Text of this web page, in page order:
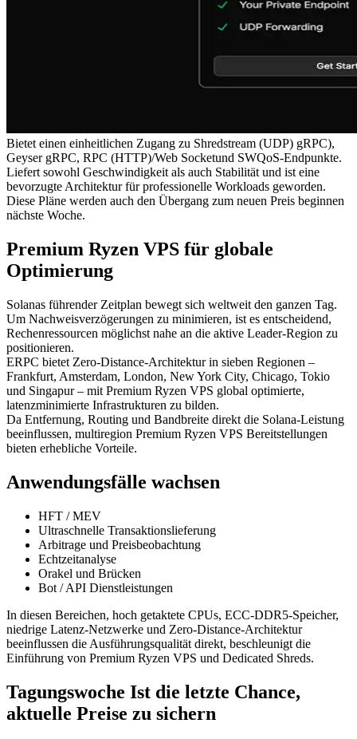
Bietet einen einheitlichen Zugang zu Shredstream (UDP) gRPC),
Geyser gRPC, RPC (HTTP)/Web Socketund SWQoS-Endpunkte.
Liefert sowohl Geschwindigkeit als auch Stabilität und ist eine
bevorzugte Architektur für professionelle Workloads geworden.
Diese Pläne werden auch den Übergang zum neuen Preis beginnen
nächste Woche.
Premium Ryzen VPS für globale
Optimierung
Solanas führender Zeitplan bewegt sich weltweit den ganzen Tag.
Um Nachweisverzögerungen zu minimieren, ist es entscheidend,
Rechenressourcen möglichst nahe an die aktive Leader-Region zu
positionieren.
ERPC bietet Zero-Distance-Architektur in sieben Regionen –
Frankfurt, Amsterdam, London, New York City, Chicago, Tokio
und Singapur – mit Premium Ryzen VPS global optimierte,
latenzminimierte Infrastrukturen zu bilden.
Da Entfernung, Routing und Bandbreite direkt die Solana-Leistung
beeinflussen, multiregion Premium Ryzen VPS Bereitstellungen
bieten erhebliche Vorteile.
Anwendungsfälle wachsen
HFT / MEV
Ultraschnelle Transaktionslieferung
Arbitrage und Preisbeobachtung
Echtzeitanalyse
Orakel und Brücken
Bot / API Dienstleistungen
In diesen Bereichen, hoch getaktete CPUs, ECC-DDR5-Speicher,
niedrige Latenz-Netzwerke und Zero-Distance-Architektur
beeinflussen die Ausführungsqualität direkt, beschleunigt die
Einführung von Premium Ryzen VPS und Dedicated Shreds.
Tagungswoche Ist die letzte Chance,
aktuelle Preise zu sichern